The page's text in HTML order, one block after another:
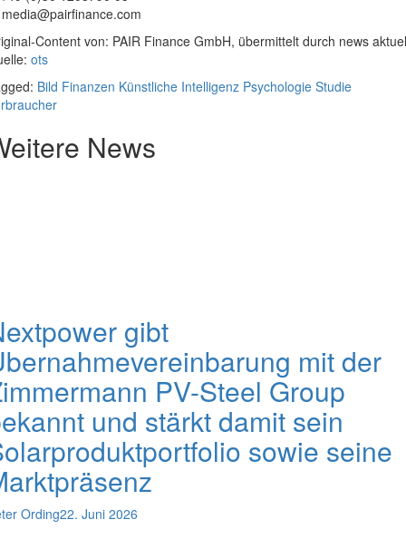
media@pairfinance.com
Content von: PAIR Finance GmbH, übermittelt durch news
ots
Bild Finanzen Künstliche Intelligenz Psychologie Studie
News
gibt
mit der
PV-Steel Group
und stärkt damit sein
sowie seine
Ording22. Juni 2026